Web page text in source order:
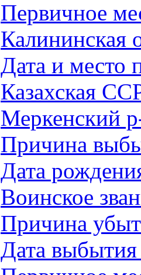
Первичное
Калининская
Дата и
Казахская
Меркенский
Причина
Дата
Воинское
Причина
Дата